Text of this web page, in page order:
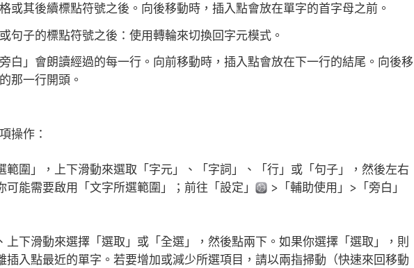
或其後續標點符號之後。向後移動時，插入點會放在單字的首字母之前。
句子的標點符號之後： 使用轉輪來切換回字元模式。
白」會朗讀經過的每一行。向前移動時，插入點會放在下一行的結尾。向後移
那一行開頭。
操作：
範圍」，上下滑動來選取「字元」、「字詞」、「行」或「句子」，然後左右
可能需要啟用「文字所選範圍」；前往「設定」
>「輔助使用」>「旁白」
上下滑動來選擇「選取」或「全選」，然後點兩下。如果你選擇「選取」，則
插入點最近的單字。若要增加或減少所選項目，請以兩指掃動（快速來回移動